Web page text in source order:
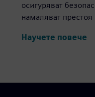
осигуряват
намаляват
Научете повече